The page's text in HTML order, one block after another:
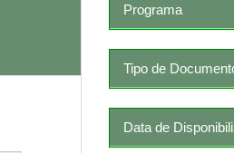
Programa
Tipo de
Data de